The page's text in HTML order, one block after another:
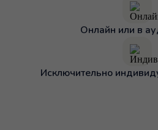
Онлайн или в
Исключительно